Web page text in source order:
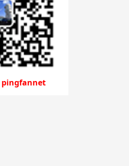
pingfannet